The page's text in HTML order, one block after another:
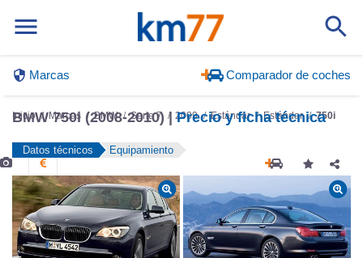
BMW 750i (2008-2010) | Precio y ficha técnica
Datos técnicos